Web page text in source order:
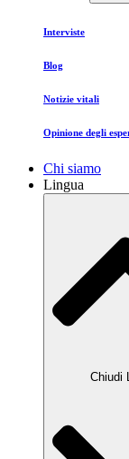
Interviste
Blog
Notizie vitali
Opinione degli
Chi siamo
Lingua
Chiudi